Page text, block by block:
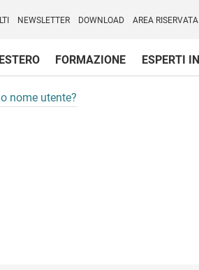
NEWSLETTER DOWNLOAD AREA RISERVATA
FORMAZIONE ESPERTI
nome utente?